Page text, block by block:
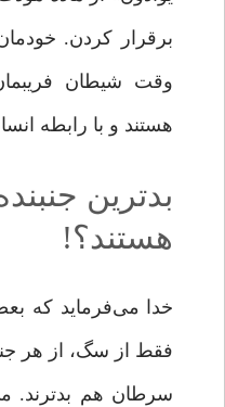
برقرار کردن.
وقت شیطان
هستند و با رابطه
بدترین
هستند؟!
خدا مى‌‌فرماید که
‌فقط از سگ، از هر